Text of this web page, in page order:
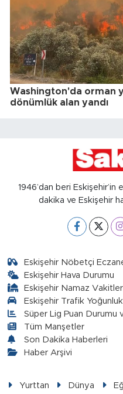
Washington'da orman
dönümlük alan yandı
1946’dan beri
dakika ve Eskişehir
Eskişehir Nöbetçi
Eskişehir Hava Durumu
Eskişehir Namaz
Eskişehir Trafik Yoğunluk
Süper Lig Puan Durumu
Tüm Manşetler
Son Dakika Haberleri
Haber Arşivi
Yurttan Dünya